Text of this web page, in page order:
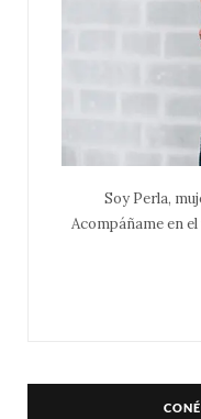
Soy Perla,
Acompáñame en